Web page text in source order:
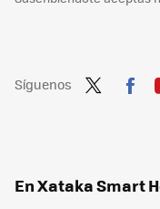
Síguenos
En Xataka Smart